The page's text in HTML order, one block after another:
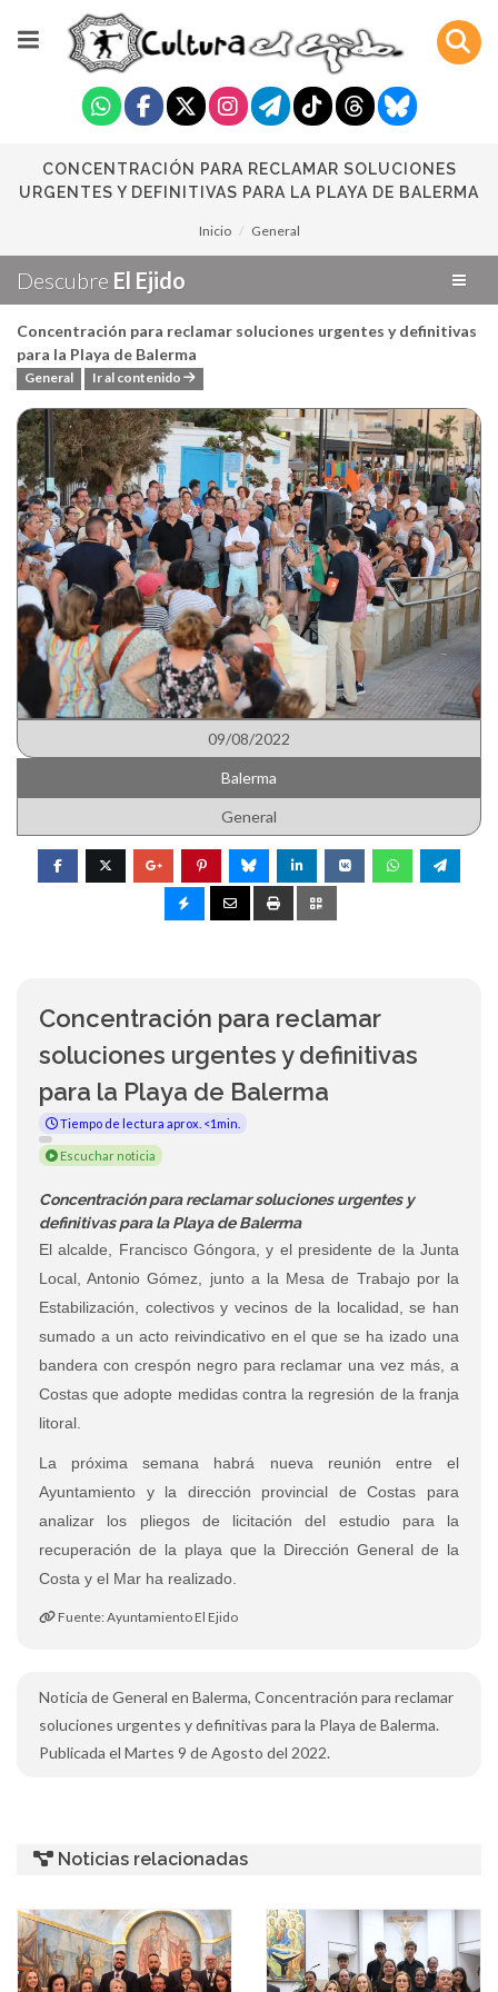
CONCENTRACIÓN PARA RECLAMAR SOLUCIONES
URGENTES Y DEFINITIVAS PARA LA PLAYA DE BALERMA
Inicio General
Descubre El Ejido
Concentración para reclamar soluciones urgentes y definitivas
para la Playa de Balerma
General Ir al contenido
09/08/2022
Balerma
General
Concentración para reclamar
soluciones urgentes y definitivas
para la Playa de Balerma
Tiempo de lectura aprox. <1min.
Escuchar noticia
Concentración para reclamar soluciones urgentes y
definitivas para la Playa de Balerma
El alcalde, Francisco Góngora, y el presidente de la Junta
Local, Antonio Gómez, junto a la Mesa de Trabajo por la
Estabilización, colectivos y vecinos de la localidad, se han
sumado a un acto reivindicativo en el que se ha izado una
bandera con crespón negro para reclamar una vez más, a
Costas que adopte medidas contra la regresión de la franja
litoral.
La próxima semana habrá nueva reunión entre el
Ayuntamiento y la dirección provincial de Costas para
analizar los pliegos de licitación del estudio para la
recuperación de la playa que la Dirección General de la
Costa y el Mar ha realizado.
Fuente: Ayuntamiento El Ejido
Noticia de General en Balerma, Concentración para reclamar
soluciones urgentes y definitivas para la Playa de Balerma.
Publicada el Martes 9 de Agosto del 2022.
Noticias relacionadas